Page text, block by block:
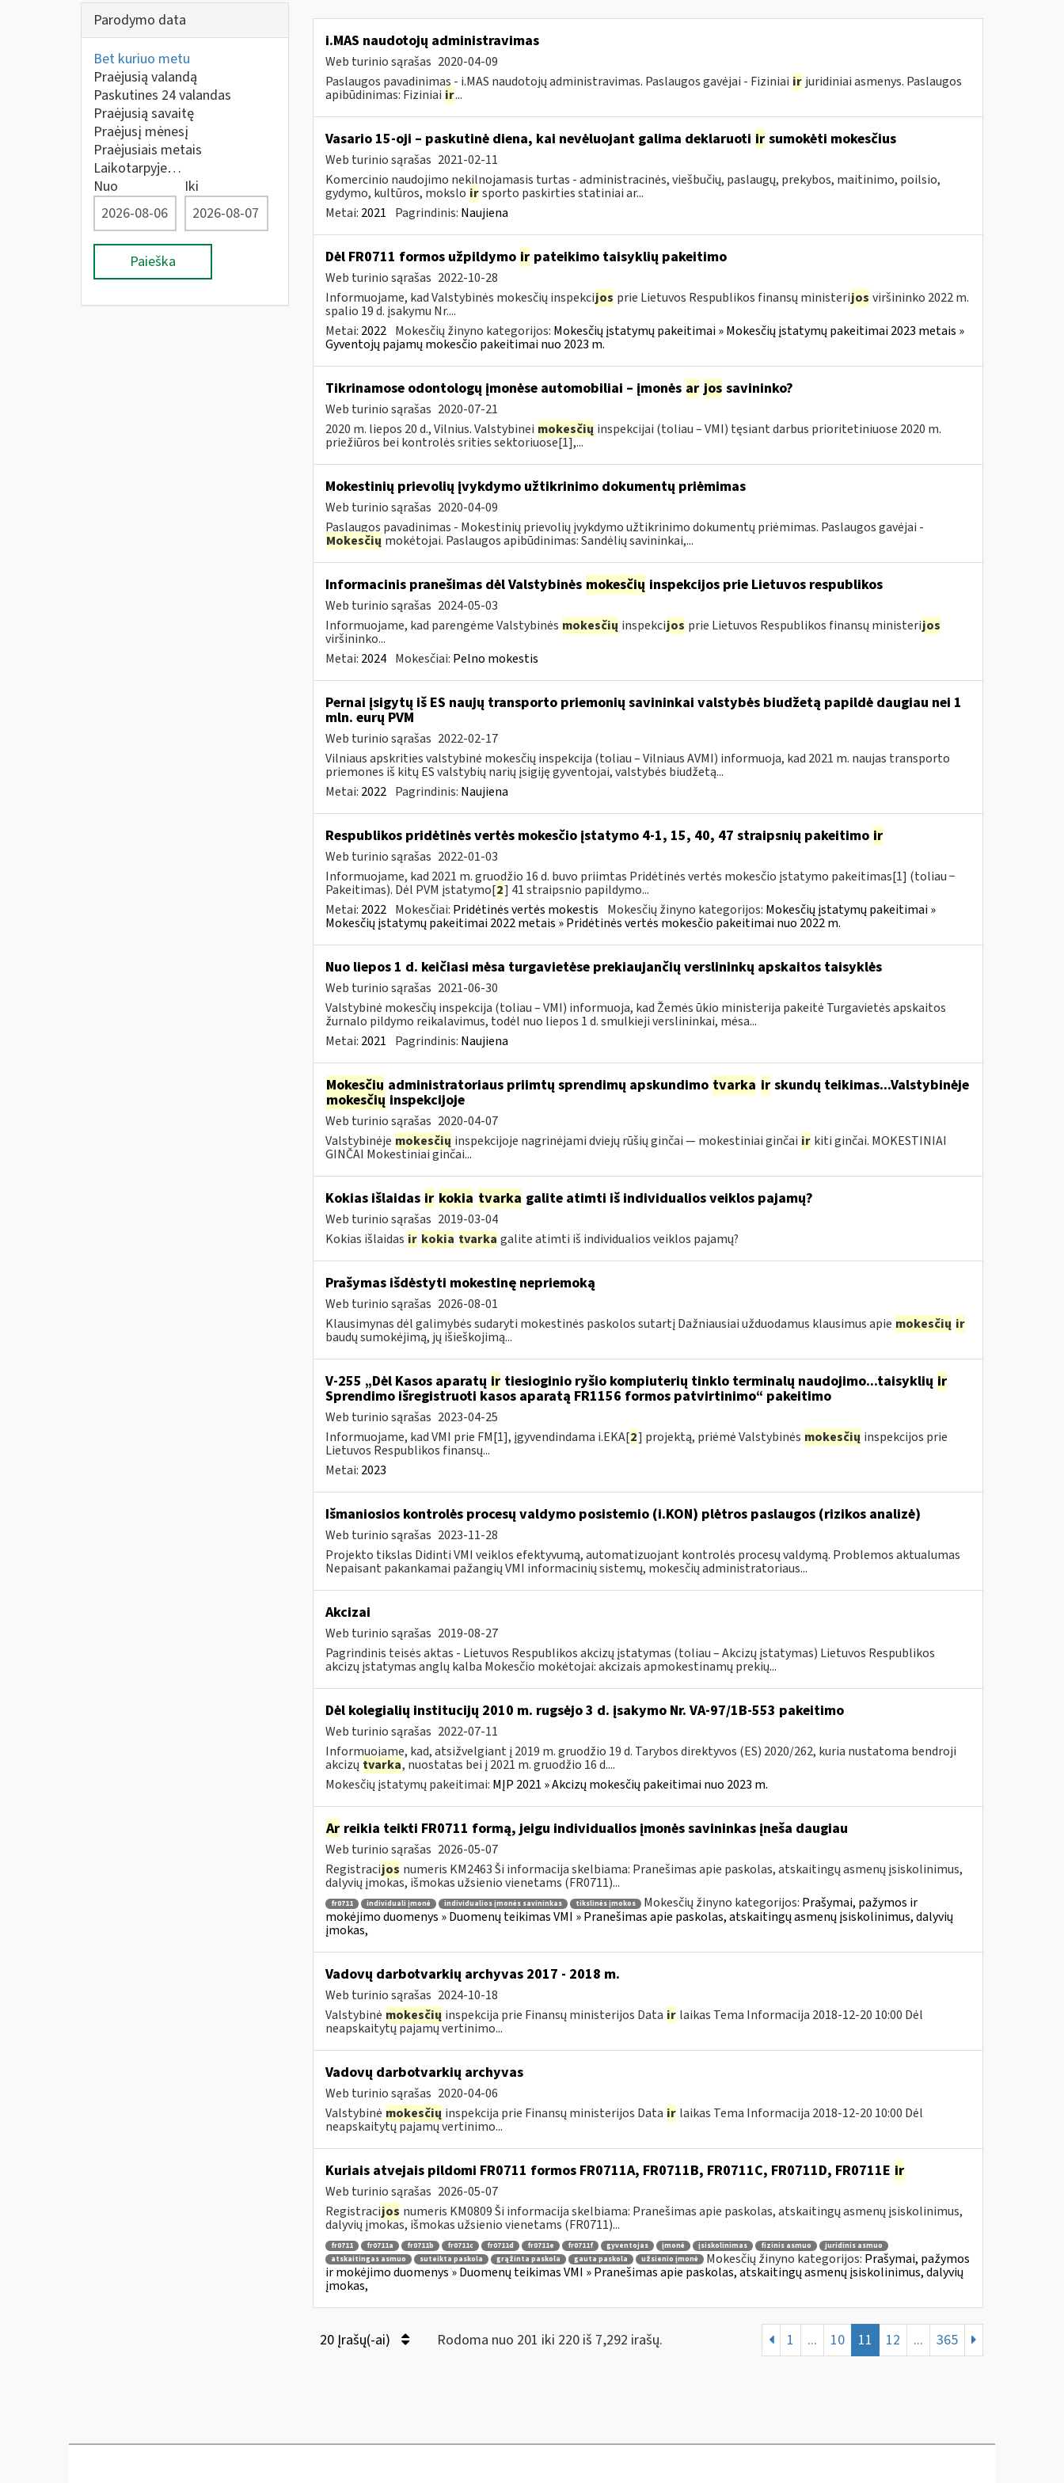
Parodymo data
Bet kuriuo metu
Praėjusią valandą
Paskutines 24 valandas
Praėjusią savaitę
Praėjusį mėnesį
Praėjusiais metais
Laikotarpyje…
Nuo
Iki
Paieška
i.MAS naudotojų administravimas
Web turinio sąrašas 2020-04-09
Paslaugos pavadinimas - i.MAS naudotojų administravimas. Paslaugos gavėjai - Fiziniai ir juridiniai asmenys. Paslaugos
apibūdinimas: Fiziniai ir...
Vasario 15-oji – paskutinė diena, kai nevėluojant galima deklaruoti irsumokėti mokesčius
Web turinio sąrašas 2021-02-11
Komercinio naudojimo nekilnojamasis turtas - administracinės, viešbučių, paslaugų, prekybos, maitinimo, poilsio,
gydymo, kultūros, mokslo ir sporto paskirties statiniai ar...
Metai: 2021 Pagrindinis: Naujiena
Dėl FR0711 formos užpildymo irpateikimo taisyklių pakeitimo
Web turinio sąrašas 2022-10-28
Informuojame, kad Valstybinės mokesčių inspekcijos prie Lietuvos Respublikos finansų ministerijos viršininko 2022 m.
spalio 19 d. įsakymu Nr....
Metai: 2022 Mokesčių žinyno kategorijos: Mokesčių įstatymų pakeitimai » Mokesčių įstatymų pakeitimai 2023 metais »
Gyventojų pajamų mokesčio pakeitimai nuo 2023 m.
Tikrinamose odontologų įmonėse automobiliai – įmonės ar jos savininko?
Web turinio sąrašas 2020-07-21
2020 m. liepos 20 d., Vilnius. Valstybinei mokesčių inspekcijai (toliau – VMI) tęsiant darbus prioritetiniuose 2020 m.
priežiūros bei kontrolės srities sektoriuose[1],...
Mokestinių prievolių įvykdymo užtikrinimo dokumentų priėmimas
Web turinio sąrašas 2020-04-09
Paslaugos pavadinimas - Mokestinių prievolių įvykdymo užtikrinimo dokumentų priėmimas. Paslaugos gavėjai -
Mokesčių mokėtojai. Paslaugos apibūdinimas: Sandėlių savininkai,...
Informacinis pranešimas dėl Valstybinės mokesčių inspekcijos prie Lietuvos respublikos
Web turinio sąrašas 2024-05-03
Informuojame, kad parengėme Valstybinės mokesčių inspekcijos prie Lietuvos Respublikos finansų ministerijos
viršininko...
Metai: 2024 Mokesčiai: Pelno mokestis
Pernai įsigytų iš ES naujų transporto priemonių savininkai valstybės biudžetą papildė daugiau nei 1
mln. eurų PVM
Web turinio sąrašas 2022-02-17
Vilniaus apskrities valstybinė mokesčių inspekcija (toliau – Vilniaus AVMI) informuoja, kad 2021 m. naujas transporto
priemones iš kitų ES valstybių narių įsigiję gyventojai, valstybės biudžetą...
Metai: 2022 Pagrindinis: Naujiena
Respublikos pridėtinės vertės mokesčio įstatymo 4-1, 15, 40, 47 straipsnių pakeitimo ir
Web turinio sąrašas 2022-01-03
Informuojame, kad 2021 m. gruodžio 16 d. buvo priimtas Pridėtinės vertės mokesčio įstatymo pakeitimas[1] (toliau −
Pakeitimas). Dėl PVM įstatymo[2] 41 straipsnio papildymo...
Metai: 2022 Mokesčiai: Pridėtinės vertės mokestis Mokesčių žinyno kategorijos: Mokesčių įstatymų pakeitimai »
Mokesčių įstatymų pakeitimai 2022 metais » Pridėtinės vertės mokesčio pakeitimai nuo 2022 m.
Nuo liepos 1 d. keičiasi mėsa turgavietėse prekiaujančių verslininkų apskaitos taisyklės
Web turinio sąrašas 2021-06-30
Valstybinė mokesčių inspekcija (toliau – VMI) informuoja, kad Žemės ūkio ministerija pakeitė Turgavietės apskaitos
žurnalo pildymo reikalavimus, todėl nuo liepos 1 d. smulkieji verslininkai, mėsa...
Metai: 2021 Pagrindinis: Naujiena
Mokesčiųadministratoriaus priimtų sprendimų apskundimo tvarka irskundų teikimas...Valstybinėje
mokesčių inspekcijoje
Web turinio sąrašas 2020-04-07
Valstybinėje mokesčių inspekcijoje nagrinėjami dviejų rūšių ginčai — mokestiniai ginčai ir kiti ginčai. MOKESTINIAI
GINČAI Mokestiniai ginčai...
Kokias išlaidas ir kokia tvarka galite atimti iš individualios veiklos pajamų?
Web turinio sąrašas 2019-03-04
Kokias išlaidas ir kokia tvarka galite atimti iš individualios veiklos pajamų?
Prašymas išdėstyti mokestinę nepriemoką
Web turinio sąrašas 2026-08-01
Klausimynas dėl galimybės sudaryti mokestinės paskolos sutartį Dažniausiai užduodamus klausimus apie mokesčių ir
baudų sumokėjimą, jų išieškojimą...
V-255 „Dėl Kasos aparatų irtiesioginio ryšio kompiuterių tinklo terminalų naudojimo...taisyklių ir
Sprendimo išregistruoti kasos aparatą FR1156 formos patvirtinimo“ pakeitimo
Web turinio sąrašas 2023-04-25
Informuojame, kad VMI prie FM[1], įgyvendindama i.EKA[2] projektą, priėmė Valstybinės mokesčių inspekcijos prie
Lietuvos Respublikos finansų...
Metai: 2023
Išmaniosios kontrolės procesų valdymo posistemio (i.KON) plėtros paslaugos (rizikos analizė)
Web turinio sąrašas 2023-11-28
Projekto tikslas Didinti VMI veiklos efektyvumą, automatizuojant kontrolės procesų valdymą. Problemos aktualumas
Nepaisant pakankamai pažangių VMI informacinių sistemų, mokesčių administratoriaus...
Akcizai
Web turinio sąrašas 2019-08-27
Pagrindinis teisės aktas - Lietuvos Respublikos akcizų įstatymas (toliau – Akcizų įstatymas) Lietuvos Respublikos
akcizų įstatymas anglų kalba Mokesčio mokėtojai: akcizais apmokestinamų prekių...
Dėl kolegialių institucijų 2010 m. rugsėjo 3 d. įsakymo Nr. VA-97/1B-553 pakeitimo
Web turinio sąrašas 2022-07-11
Informuojame, kad, atsižvelgiant į 2019 m. gruodžio 19 d. Tarybos direktyvos (ES) 2020/262, kuria nustatoma bendroji
akcizų tvarka, nuostatas bei į 2021 m. gruodžio 16 d....
Mokesčių įstatymų pakeitimai: MĮP 2021 » Akcizų mokesčių pakeitimai nuo 2023 m.
Arreikia teikti FR0711 formą, jeigu individualios įmonės savininkas įneša daugiau
Web turinio sąrašas 2026-05-07
Registracijos numeris KM2463 Ši informacija skelbiama: Pranešimas apie paskolas, atskaitingų asmenų įsiskolinimus,
dalyvių įmokas, išmokas užsienio vienetams (FR0711)...
fr0711 individuali įmonė individualios įmonės savininkas tikslinės įmokos Mokesčių žinyno kategorijos: Prašymai, pažymos ir
mokėjimo duomenys » Duomenų teikimas VMI » Pranešimas apie paskolas, atskaitingų asmenų įsiskolinimus, dalyvių
įmokas,
Vadovų darbotvarkių archyvas 2017 - 2018 m.
Web turinio sąrašas 2024-10-18
Valstybinė mokesčių inspekcija prie Finansų ministerijos Data ir laikas Tema Informacija 2018-12-20 10:00 Dėl
neapskaitytų pajamų vertinimo...
Vadovų darbotvarkių archyvas
Web turinio sąrašas 2020-04-06
Valstybinė mokesčių inspekcija prie Finansų ministerijos Data ir laikas Tema Informacija 2018-12-20 10:00 Dėl
neapskaitytų pajamų vertinimo...
Kuriais atvejais pildomi FR0711 formos FR0711A, FR0711B, FR0711C, FR0711D, FR0711E ir
Web turinio sąrašas 2026-05-07
Registracijos numeris KM0809 Ši informacija skelbiama: Pranešimas apie paskolas, atskaitingų asmenų įsiskolinimus,
dalyvių įmokas, išmokas užsienio vienetams (FR0711)...
fr0711 fr0711a fr0711b fr0711c fr0711d fr0711e fr0711f gyventojas įmonė įsiskolinimas fizinis asmuo
juridinis asmuo
atskaitingas asmuo
suteikta paskola grąžinta paskola gauta paskola užsienio įmonė Mokesčių žinyno kategorijos: Prašymai, pažymos
ir mokėjimo duomenys » Duomenų teikimas VMI » Pranešimas apie paskolas, atskaitingų asmenų įsiskolinimus, dalyvių
įmokas,
20 Įrašų(-ai) Rodoma nuo 201 iki 220 iš 7,292 irašų. 1 ... 10 11 12 ... 365